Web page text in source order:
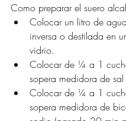
Como preparar el suero
Colocar un litro de
inversa o destilada en
vidrio.
Colocar de ¼ a 1
sopera medidora de sal
Colocar de ¼ a 1
sopera medidora de